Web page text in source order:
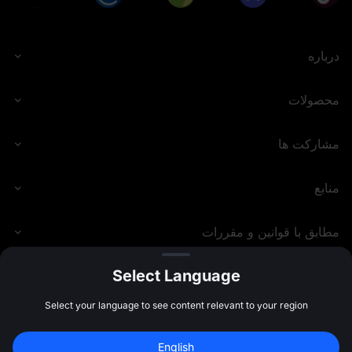
حجم معاملاتی معتبر محاسبه نخواهند شد.
لانچ پول، لانچ پد و Airdrop+ را دریافت کنند. معرف‌ها بر اساس
رویدادی که زیرمجموعه‌های آن‌ها در آن شرکت کرده و تکمیل
در لانچ پول، لانچ پد و Airdrop+ اعمال می‌شود و تأثیری بر امکان
ترکیب پاداش‌های لانچ پد با سایر انواع پاداش (مانند ریبیت) ندارد.
• کاربران در هر زمان تنها می‌توانند در یک پروژه لانچ پد اشتراک
درباره
محصولات
مشارکت ها
منابع
مطابق با قوانین و مقررات
©
2026
MEXC.COM
Select Language
Select your language to see content relevant to your region
English